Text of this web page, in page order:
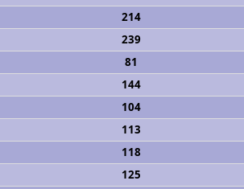
214
239
81
144
104
113
118
125